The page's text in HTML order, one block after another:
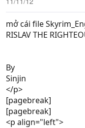
mở cái file
RISLAV THE
By
Sinjin
</p>
[pagebreak]
[pagebreak]
<p align="left">